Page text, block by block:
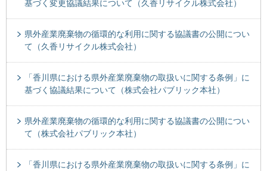
基づく変更協議結果について（久香リサイクル株式会社）
県外産業廃棄物の循環的な利用に関する協議書の公開につい
て（久香リサイクル株式会社）
「香川県における県外産業廃棄物の取扱いに関する条例」に
基づく協議結果について（株式会社パブリック本社）
県外産業廃棄物の循環的な利用に関する協議書の公開につい
て（株式会社パブリック本社）
「香川県における県外産業廃棄物の取扱いに関する条例」に